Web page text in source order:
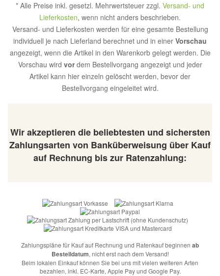
* Alle Preise inkl. gesetzl. Mehrwertsteuer zzgl. Versand- und
Lieferkosten, wenn nicht anders beschrieben.
Versand- und Lieferkosten werden für eine gesamte Bestellung
individuell je nach Lieferland berechnet und in einer Vorschau
angezeigt, wenn die Artikel in den Warenkorb gelegt werden. Die
Vorschau wird vordem Bestellvorgang angezeigt und jeder
Artikel kann hier einzeln gelöscht werden, bevor der
Bestellvorgang eingeleitet wird.
Wir akzeptieren die beliebtesten und sichersten
Zahlungsarten von Banküberweisung über Kauf
auf Rechnung bis zur Ratenzahlung:
Zahlungspläne für Kauf auf Rechnung und Ratenkauf beginnen ab
Bestelldatum, nicht erst nach dem Versand!
Beim lokalen Einkauf können Sie bei uns mit vielen weiteren Arten
bezahlen, inkl. EC-Karte, Apple Pay und Google Pay.